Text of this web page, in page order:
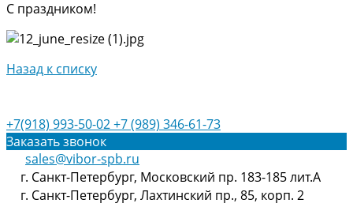
С праздником!
Назад к списку
+7(918) 993-50-02+7 (989) 346-61-73
Заказать звонок
sales@vibor-spb.ru
г. Санкт-Петербург, Московский пр. 183-185 лит.А
г. Санкт-Петербург, Лахтинский пр., 85, корп. 2